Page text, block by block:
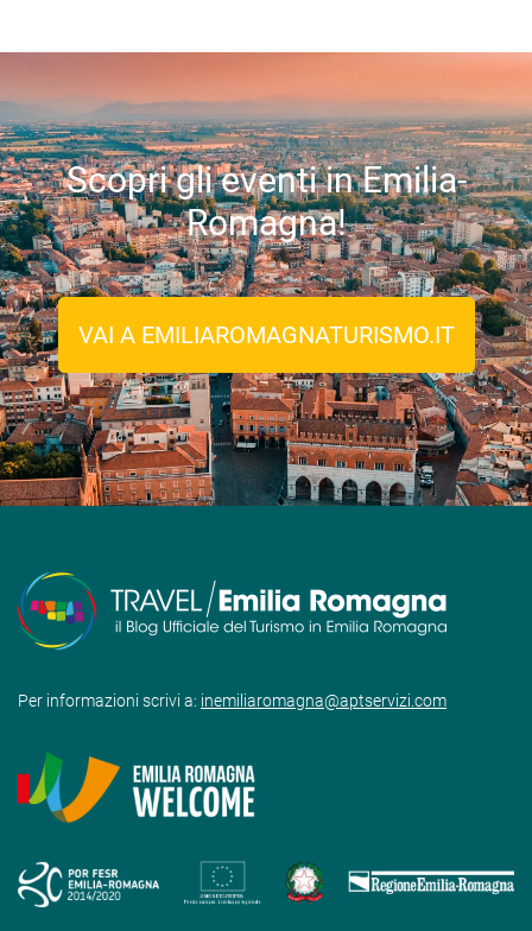
Scopri gli eventi in Emilia-
Romagna!
VAI A EMILIAROMAGNATURISMO.IT
Per informazioni scrivi a: inemiliaromagna@aptservizi.com